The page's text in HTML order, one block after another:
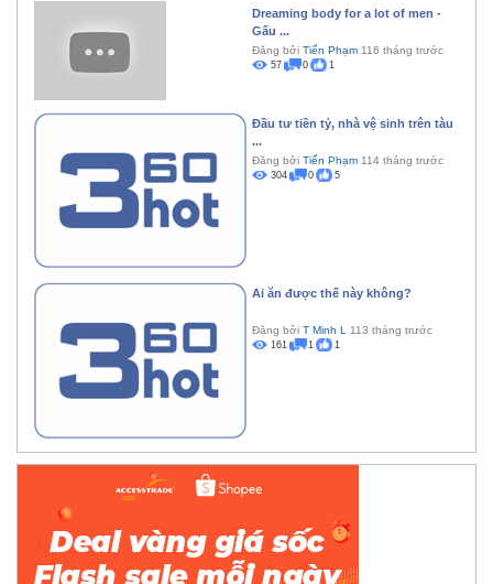
Dreaming body for a lot of men -
Gấu ...
Đăng bởi Tiến Phạm 116 tháng trước
57 0 1
Đầu tư tiền tỷ, nhà vệ sinh trên tàu
...
Đăng bởi Tiến Phạm 114 tháng trước
304 0 5
Ai ăn được thế này không?
Đăng bởi T Minh L 113 tháng trước
161 1 1